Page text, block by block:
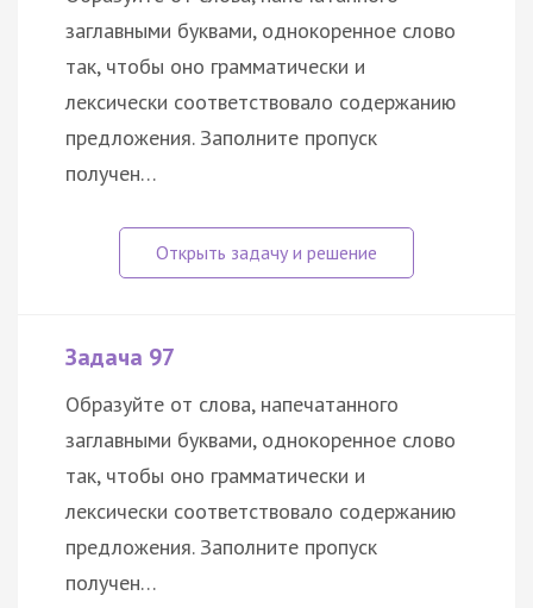
заглавными буквами, однокоренное слово
так, чтобы оно грамматически и
лексически соответствовало содержанию
предложения. Заполните пропуск
получен…
Задача 97
Образуйте от слова, напечатанного
заглавными буквами, однокоренное слово
так, чтобы оно грамматически и
лексически соответствовало содержанию
предложения. Заполните пропуск
получен…